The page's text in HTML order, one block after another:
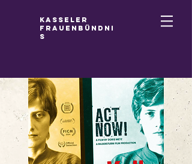
Kasseler
Frauenbündni
s